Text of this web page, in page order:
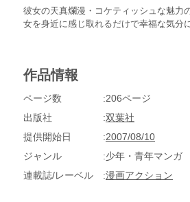
彼女の天真爛漫・コケティッシュな魅力
女を身近に感じ取れるだけで幸福な気
作品情報
ページ数
206ページ
出版社
双葉社
提供開始日
2007/08/10
ジャンル
少年・青年マンガ
連載誌/レーベル
漫画アクション